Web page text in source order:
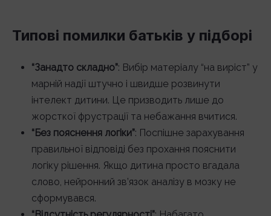
Типові помилки батьків у підборі
“Занадто складно”: Вибір матеріалу “на виріст” у
марній надії штучно і швидше розвинути
інтелект дитини. Це призводить лише до
жорсткої фрустрації та небажання вчитися.
“Без пояснення логіки”: Поспішне зарахування
правильної відповіді без прохання пояснити
логіку рішення. Якщо дитина просто вгадала
слово, нейронний зв’язок аналізу в мозку не
сформувався.